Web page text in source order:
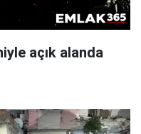
açık alanda